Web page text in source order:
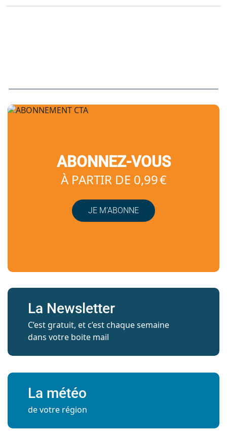
ABONNEZ-VOUS
À PARTIR DE 0,99 €
JE M’ABONNE
La Newsletter
C’est gratuit, et c’est chaque semaine
dans votre boite mail
La météo
de votre région